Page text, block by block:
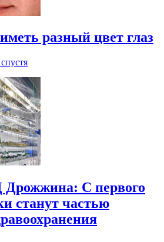
разный цвет глаз
Дрожжина: С первого
станут частью